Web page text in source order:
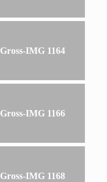
Gross-IMG 1164
Gross-IMG 1166
Gross-IMG 1168